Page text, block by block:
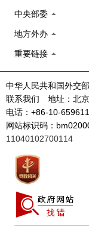
中央部委
地方外办
重要链接
中华人民共和国外交
联系我们 地址：北
电话：+86-10-
网站标识码：
11040102700114